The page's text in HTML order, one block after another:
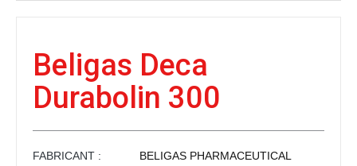
Beligas Deca
Durabolin 300
FABRICANT :
BELIGAS PHARMACEUTICAL